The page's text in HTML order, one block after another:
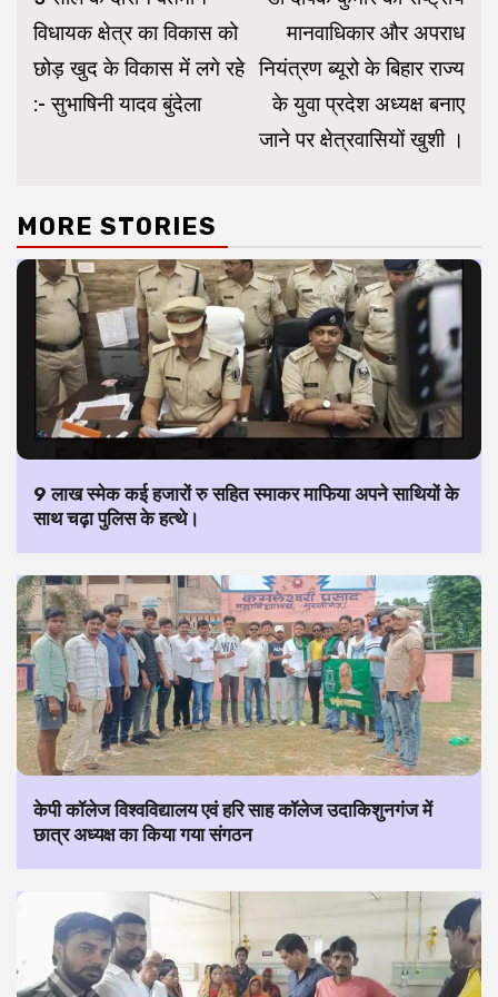
विधायक क्षेत्र का विकास को
छोड़ खुद के विकास में लगे रहे
:- सुभाषिनी यादव बुंदेला
मानवाधिकार और अपराध
नियंत्रण ब्यूरो के बिहार राज्य
के युवा प्रदेश अध्यक्ष बनाए
जाने पर क्षेत्रवासियों खुशी ।
MORE STORIES
9 लाख स्मेक कई हजारों रु सहित स्माकर माफिया अपने साथियों के
साथ चढ़ा पुलिस के हत्थे।
केपी कॉलेज विश्वविद्यालय एवं हरि साह कॉलेज उदाकिशुनगंज में
छात्र अध्यक्ष का किया गया संगठन